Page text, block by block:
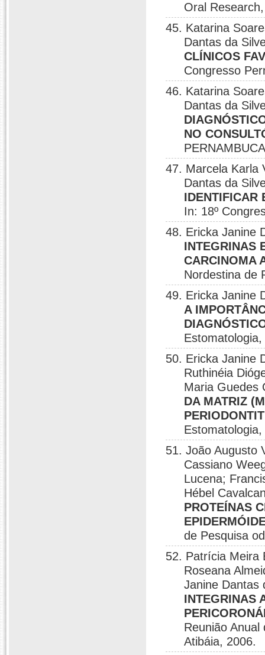
Oral
45. Katarina
Dantas da
CLÍNICOS
Congresso
46. Katarina
Dantas da
NO
47. Marcela Karla
Dantas da
IDENTIFICAR
In: 18º
48. Ericka Janine
INTEGRINAS
CARCINOMA
Nordestina de
49. Ericka Janine
A
50. Ericka Janine
Ruthinéia
Maria Guedes
DA MATRIZ
51. João Augusto
Cassiano
Lucena;
Hébel
PROTEÍNAS
de Pesquisa
52. Patrícia Meira
Roseana
Janine Dantas
INTEGRINAS
Reunião
Atibáia, 2006.